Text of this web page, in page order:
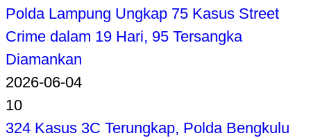
Polda Lampung Ungkap 75 Kasus Street
Crime dalam 19 Hari, 95 Tersangka
Diamankan
2026-06-04
10
324 Kasus 3C Terungkap, Polda Bengkulu